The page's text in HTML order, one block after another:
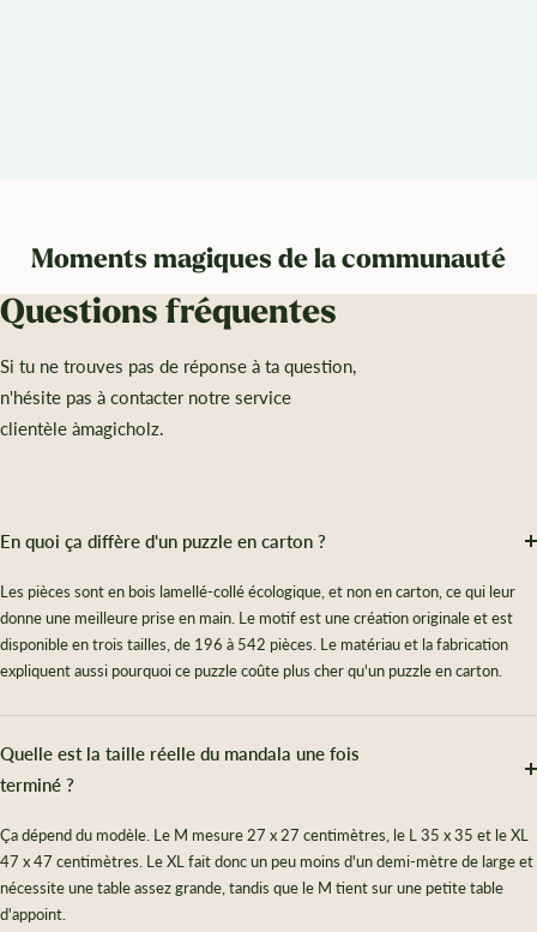
Moments magiques de la communauté
Questions fréquentes
Si tu ne trouves pas de réponse à ta question,
n'hésite pas à contacter notre service
clientèle àmagicholz.
En quoi ça diffère d'un puzzle en carton ?
Les pièces sont en bois lamellé-collé écologique, et non en carton, ce qui leur
donne une meilleure prise en main. Le motif est une création originale et est
disponible en trois tailles, de 196 à 542 pièces. Le matériau et la fabrication
expliquent aussi pourquoi ce puzzle coûte plus cher qu'un puzzle en carton.
Quelle est la taille réelle du mandala une fois
terminé ?
Ça dépend du modèle. Le M mesure 27 x 27 centimètres, le L 35 x 35 et le XL
47 x 47 centimètres. Le XL fait donc un peu moins d'un demi-mètre de large et
nécessite une table assez grande, tandis que le M tient sur une petite table
d'appoint.